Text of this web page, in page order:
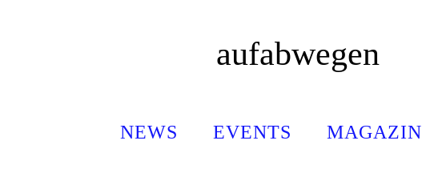
aufabwegen
NEWS EVENTS MAGAZIN